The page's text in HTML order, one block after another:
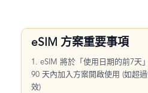
eSIM 方案重要事項
1. eSIM 將於「使用日期的前7天
90 天內加入方案開啟使用 (如超
效)